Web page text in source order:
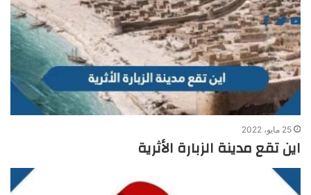
25 مايو، 2022
اين تقع مدينة الزبارة الأثرية